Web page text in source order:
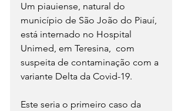
Um piauiense, natural do
município de São João do Piauí,
está internado no Hospital
Unimed, em Teresina,  com
suspeita de contaminação com a
variante Delta da Covid-19.
Este seria o primeiro caso da